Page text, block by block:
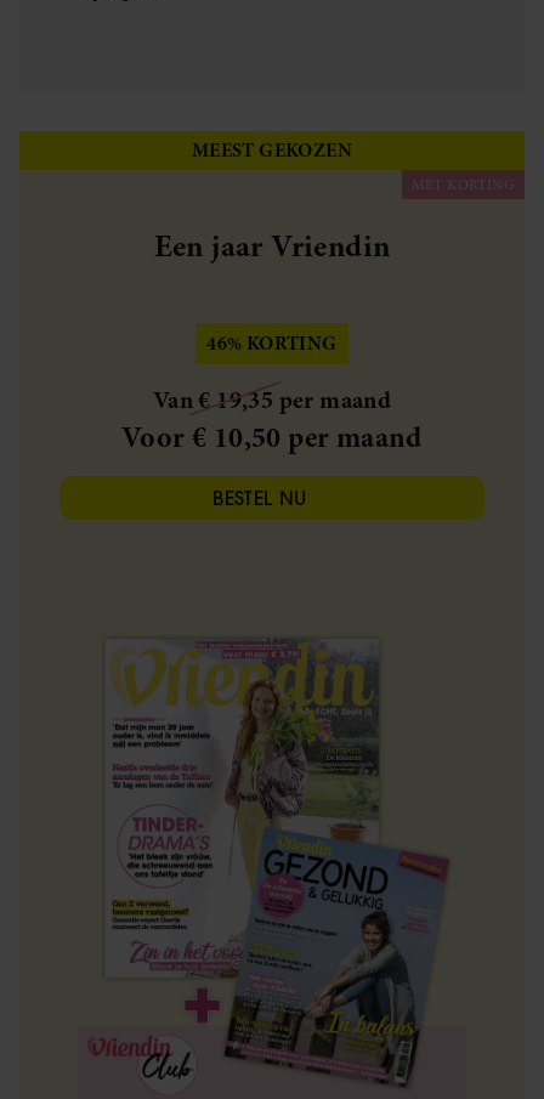
MET KORTING
MEEST GEKOZEN
Een jaar Vriendin
46% KORTING
Van € 19,35 per maand
Voor € 10,50 per maand
BESTEL NU